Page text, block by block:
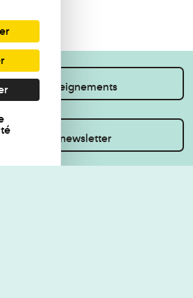
des renseignements
vous à la newsletter